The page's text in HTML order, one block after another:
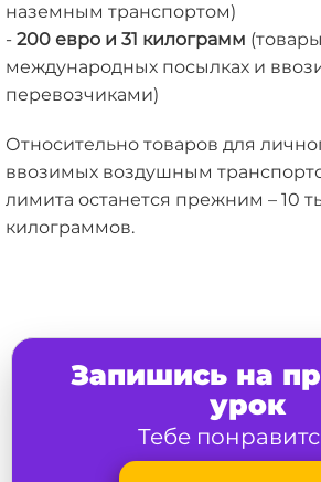
наземным транспортом)
- 200 евро и 31 килограмм
международных посылках и
перевозчиками)
Относительно товаров для
ввозимых воздушным
лимита останется прежним – 10
килограммов.
Запишись на
урок
Тебе